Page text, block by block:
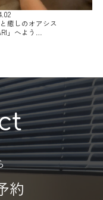
癒しのオアシス
」へよう…
約